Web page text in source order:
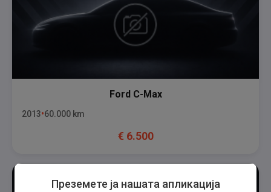
Ford C-Max
2013 60.000 km
€ 6.500
Преземете ја нашата апликација